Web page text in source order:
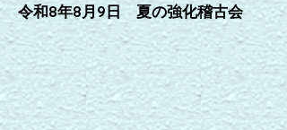
令和8年8月9日 夏の強化稽古会